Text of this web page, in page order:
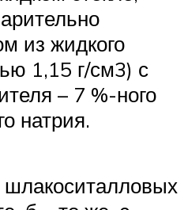
из жидкого
1,15 г/см3) с
– 7 %-ного
натрия.